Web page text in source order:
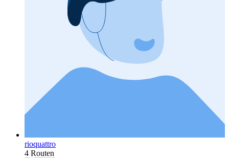
rioquattro
4 Routen